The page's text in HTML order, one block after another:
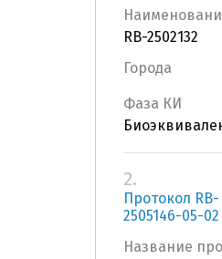
RB-2502132
Города
Фаза КИ
2.
Протокол RB-
2505146-05-02
Название